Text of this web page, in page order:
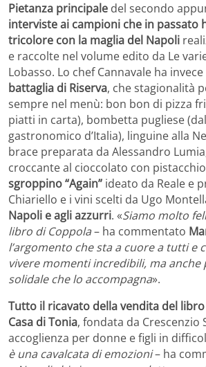
Pietanza principale del secondo
interviste ai campioni che in passato
tricolore con la maglia del Napoli
e raccolte nel volume edito da Le
Lobasso. Lo chef Cannavale ha
battaglia di Riserva, che stagionalità
sempre nel menù: bon bon di pizza
piatti in carta), bombetta pugliese
gastronomico d’Italia), linguine alla
brace preparata da Alessandro
croccante al cioccolato con
sgroppino “Again” ideato da Reale e
Chiariello e i vini scelti da Ugo
Napoli e agli azzurri. «Siamo molto
libro di Coppola– ha commentato
l’argomento che sta a cuore a tutti e
vivere momenti incredibili, ma
solidale che lo accompagna».
Tutto il ricavato della vendita del
Casa di Tonia, fondata da Crescenzio
accoglienza per donne e figli in
è una cavalcata di emozioni– ha